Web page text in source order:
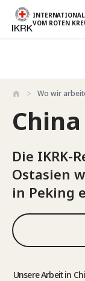
Direkt zum Inhalt
VOM ROTEN
Wo wir
China
Die IKRK-
Ostasien
in Peking
Unsere Arbeit in